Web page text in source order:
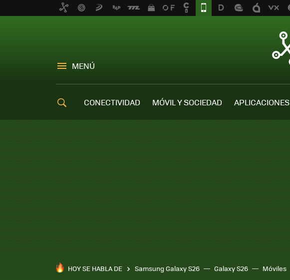
MENÚ
CONECTIVIDAD MÓVIL Y SOCIEDAD APLICACIONES
HOY SE HABLA DE Samsung Galaxy S26 Galaxy S26 Móviles